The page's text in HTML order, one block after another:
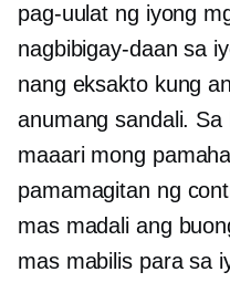
pag-uulat ng iyong
nagbibigay-daan sa
nang eksakto kung
anumang sandali.
maaari mong
pamamagitan ng
mas madali ang
mas mabilis para sa